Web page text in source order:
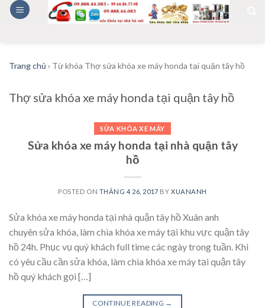
Skip
Trang chủ › Từ khóa Thợ sửa khóa xe máy honda tại quận tây hồ
Thợ sửa khóa xe máy honda tại quận tây hồ
SỬA KHÓA XE MÁY
Sửa khóa xe máy honda tại nhà quận tây
hồ
POSTED ON THÁNG 4 26, 2017 BY XUANANH
Sửa khóa xe máy honda tại nhà quận tây hồ Xuân anh
chuyên sửa khóa, làm chìa khóa xe máy tại khu vực quận tây
hồ 24h. Phục vụ quý khách full time các ngày trong tuần. Khi
có yêu cầu cần sửa khóa, làm chìa khóa xe máy tại quận tây
hồ quý khách gọi […]
CONTINUE READING →